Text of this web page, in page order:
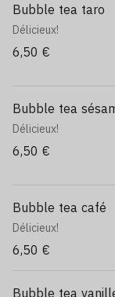
Bubble tea taro
Délicieux!
6,50 €
Bubble tea
Délicieux!
6,50 €
Bubble tea café
Délicieux!
6,50 €
Bubble tea